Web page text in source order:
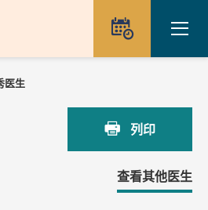
预约
医生
列印
查看其他医生